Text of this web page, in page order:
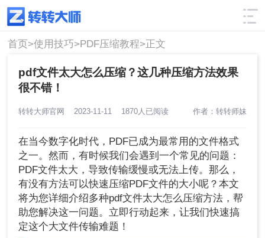
使用技巧 筛选
首页>使用技巧>PDF压缩教程>正文
pdf文件太大怎么压缩？这几种压缩方法效果
很不错！
转转大师官网 2023-11-11 1870人已阅读 作者：转转师妹
在当今数字化时代，PDF已成为最常用的文件格式
之一。然而，有时候我们会遇到一个常见的问题：
PDF文件太大，导致传输缓慢或无法上传。那么，
有没有方法可以快速压缩PDF文件的大小呢？本文
将为您详细介绍多种pdf文件太大怎么压缩方法，帮
助您解决这一问题。立即行动起来，让我们快速搞
定这个大文件传输难题！